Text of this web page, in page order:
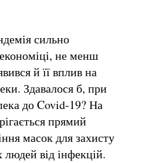
сильно
не менш
й її вплив на
Здавалося б, при
до Covid-19? На
прямий
масок для захисту
людей від інфекцій.